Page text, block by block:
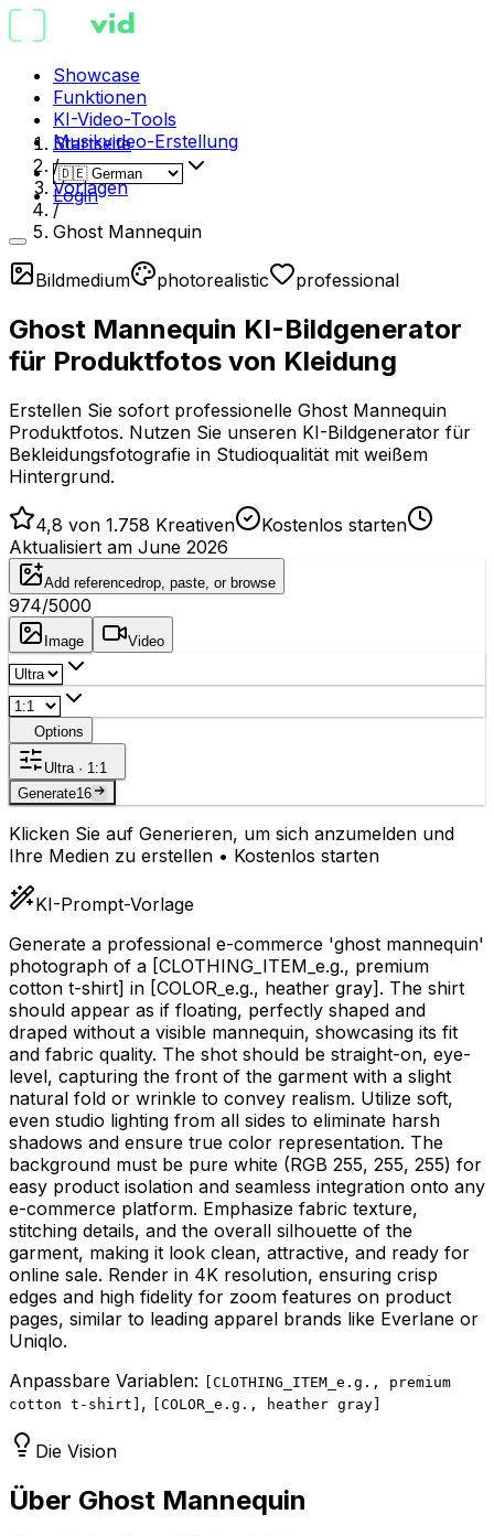
Showcase
Funktionen
KI-Video-Tools
Musikvideo-Erstellung
Login
Startseite
/
Vorlagen
/
Ghost Mannequin
Bildmedium photorealistic professional
Ghost Mannequin KI-Bildgenerator
für Produktfotos von Kleidung
Erstellen Sie sofort professionelle Ghost Mannequin
Produktfotos. Nutzen Sie unseren KI-Bildgenerator für
Bekleidungsfotografie in Studioqualität mit weißem
Hintergrund.
4,8 von 1.758 Kreativen
Kostenlos starten
Aktualisiert am June 2026
Add referencedrop, paste, or browse
974/5000
Image Video
Options
Ultra · 1:1
Generate16
Klicken Sie auf Generieren, um sich anzumelden und
Ihre Medien zu erstellen • Kostenlos starten
KI-Prompt-Vorlage
Generate a professional e-commerce 'ghost mannequin'
photograph of a [CLOTHING_ITEM_e.g., premium
cotton t-shirt] in [COLOR_e.g., heather gray]. The shirt
should appear as if floating, perfectly shaped and
draped without a visible mannequin, showcasing its fit
and fabric quality. The shot should be straight-on, eye-
level, capturing the front of the garment with a slight
natural fold or wrinkle to convey realism. Utilize soft,
even studio lighting from all sides to eliminate harsh
shadows and ensure true color representation. The
background must be pure white (RGB 255, 255, 255) for
easy product isolation and seamless integration onto any
e-commerce platform. Emphasize fabric texture,
stitching details, and the overall silhouette of the
garment, making it look clean, attractive, and ready for
online sale. Render in 4K resolution, ensuring crisp
edges and high fidelity for zoom features on product
pages, similar to leading apparel brands like Everlane or
Uniqlo.
Anpassbare Variablen:
CLOTHING_ITEM_e.g., premium
cotton t-shirt
, COLOR_e.g., heather gray
Die Vision
Über Ghost Mannequin